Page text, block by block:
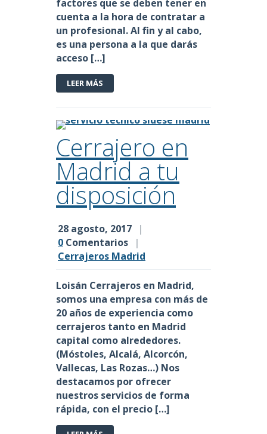
factores que se deben tener en
cuenta a la hora de contratar a
un profesional. Al fin y al cabo,
es una persona a la que darás
acceso […]
LEER MÁS
Cerrajero en
Madrid a tu
disposición
28 agosto, 2017
|
0 Comentarios
|
Cerrajeros Madrid
Loisán Cerrajeros en Madrid,
somos una empresa con más de
20 años de experiencia como
cerrajeros tanto en Madrid
capital como alrededores.
(Móstoles, Alcalá, Alcorcón,
Vallecas, Las Rozas…) Nos
destacamos por ofrecer
nuestros servicios de forma
rápida, con el precio […]